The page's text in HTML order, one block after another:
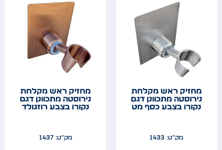
מחזיק ראש מקלחת
נירוסטה מתכוונן דגם
נקורו בצבע כסף מט
מק"ט: 1433
מחזיק ראש מקלחת
נירוסטה מתכוונן דגם
נקורו בצבע רוזגולד
מק"ט: 1437